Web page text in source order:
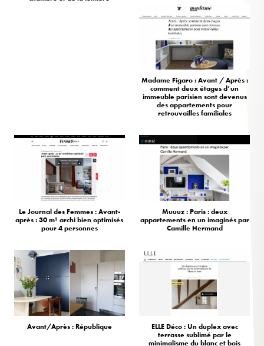
Madame Figaro : Avant / Après :
comment deux étages d’un
immeuble parisien sont devenus
des appartements pour
retrouvailles familiales
Le Journal des Femmes : Avant-
après : 30 m² archi bien optimisés
pour 4 personnes
Muuuz : Paris : deux
appartements en un imaginés par
Camille Hermand
Avant/Après : République
ELLE Déco : Un duplex avec
terrasse sublimé par le
minimalisme du blanc et bois